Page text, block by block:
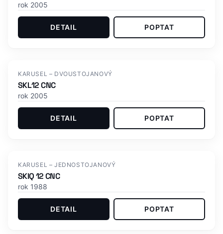
rok 2005
DETAIL POPTAT
KARUSEL – DVOUSTOJANOVÝ
SKL12 CNC
rok 2005
DETAIL POPTAT
KARUSEL – JEDNOSTOJANOVÝ
SKIQ 12 CNC
rok 1988
DETAIL POPTAT